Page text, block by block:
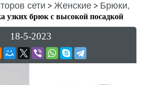
сети > Женские > Брюки,
узких брюк с высокой посадкой
18-5-2023